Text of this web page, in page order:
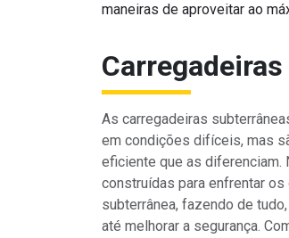
maneiras de aproveitar ao
As carregadeiras
em condições difíceis, mas
eficiente que as diferenciam.
construídas para enfrentar
subterrânea, fazendo de
até melhorar a segurança.